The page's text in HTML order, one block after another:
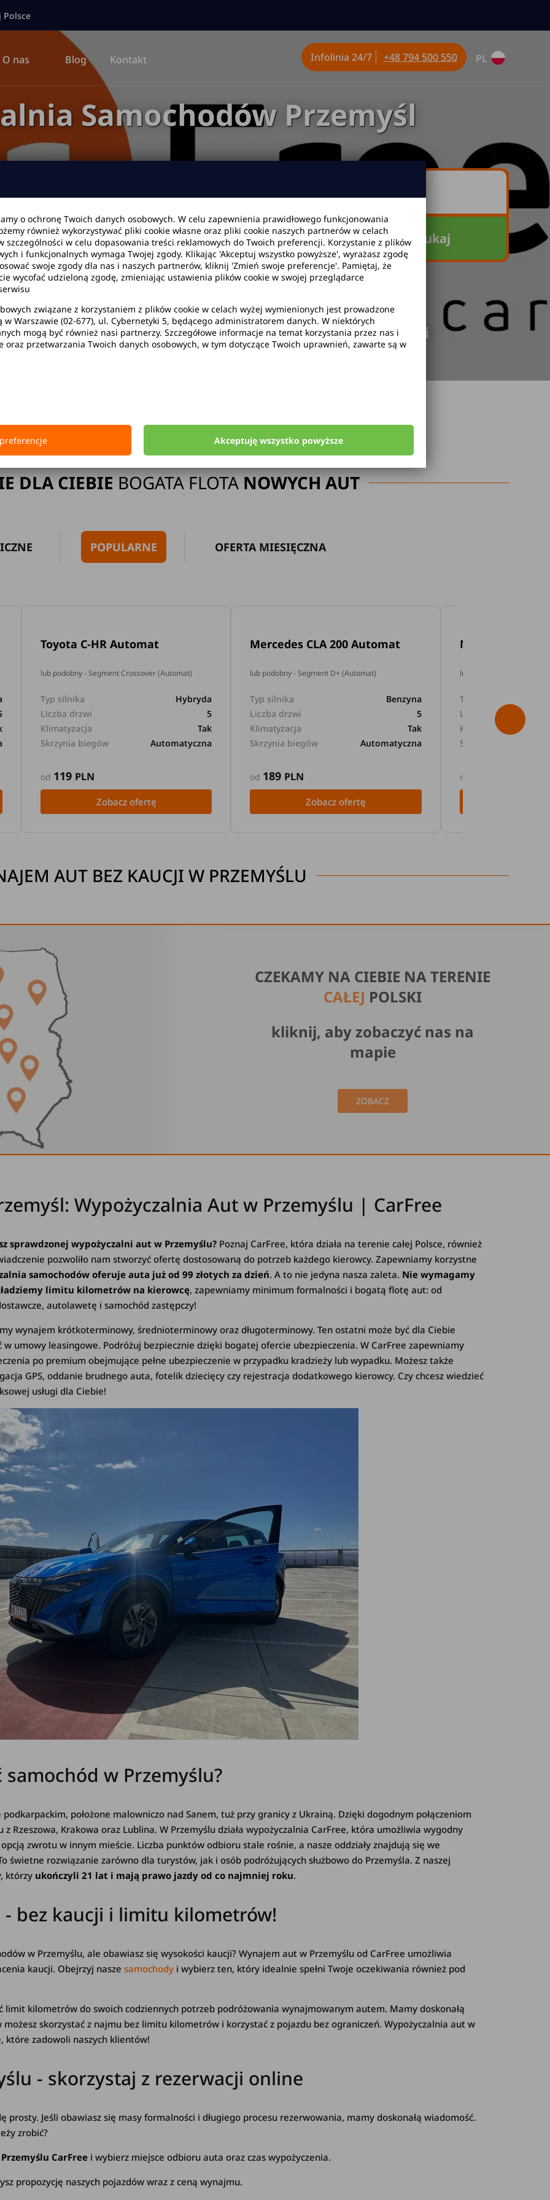
Samochodów Przemyśl
Data zwrotu Godzina Szukaj
limitu kilometrów Bezpłatne odwołanie rezerwacji
Polsce
O nas Blog Kontakt Infolinia 24/7 +48 794 500 550 PL
DLA CIEBIEBOGATA FLOTANOWYCH AUT
POPULARNE OFERTA MIESIĘCZNA
Toyota C-HR Automat
lub podobny - Segment Crossover (Automat)
Typ silnika
Hybryda
Liczba drzwi
5
Klimatyzacja
Tak
Skrzynia biegów
Automatyczna
od 119 PLN
Zobacz ofertę
Mercedes CLA 200 Automat
lub podobny - Segment D+ (Automat)
Typ silnika
Benzyna
Liczba drzwi
5
Klimatyzacja
Tak
Skrzynia biegów
Automatyczna
od 189 PLN
Zobacz ofertę
Mercedes GLA
lub podobny - Segment
Typ silnika
Liczba drzwi
Klimatyzacja
Skrzynia biegów
od
AUT BEZ KAUCJI W PRZEMYŚLU
CZEKAMY NA CIEBIE NA TERENIE
CAŁEJ POLSKI
kliknij, aby zobaczyć nas na
mapie
ZOBACZ
Wypożyczalnia Aut w Przemyślu | CarFree
sprawdzonej wypożyczalni aut w Przemyślu? Poznaj CarFree, która działa na terenie całej Polsce, również
pozwoliło nam stworzyć ofertę dostosowaną do potrzeb każdego kierowcy. Zapewniamy korzystne
samochodów oferuje auta już od 99 złotych za dzień. A to nie jedyna nasza zaleta. Nie wymagamy
limitu kilometrów na kierowcę, zapewniamy minimum formalności i bogatą flotę aut: od
autolawetę i samochód zastępczy!
wynajem krótkoterminowy, średnioterminowy oraz długoterminowy. Ten ostatni może być dla Ciebie
umowy leasingowe. Podróżuj bezpiecznie dzięki bogatej ofercie ubezpieczenia. W CarFree zapewniamy
po premium obejmujące pełne ubezpieczenie w przypadku kradzieży lub wypadku. Możesz także
GPS, oddanie brudnego auta, fotelik dziecięcy czy rejestracja dodatkowego kierowcy. Czy chcesz wiedzieć
usługi dla Ciebie!
w Przemyślu?
położone malowniczo nad Sanem, tuż przy granicy z Ukrainą. Dzięki dogodnym połączeniom
Rzeszowa, Krakowa oraz Lublina. W Przemyślu działa wypożyczalnia CarFree, która umożliwia wygodny
zwrotu w innym mieście. Liczba punktów odbioru stale rośnie, a nasze oddziały znajdują się we
świetne rozwiązanie zarówno dla turystów, jak i osób podróżujących służbowo do Przemyśla. Z naszej
którzy ukończyli 21 lat i mają prawo jazdy od co najmniej roku.
bez kaucji i limitu kilometrów!
w Przemyślu, ale obawiasz się wysokości kaucji? Wynajem aut w Przemyślu od CarFree umożliwia
kaucji. Obejrzyj naszesamochody i wybierz ten, który idealnie spełni Twoje oczekiwania również pod
kilometrów do swoich codziennych potrzeb podróżowania wynajmowanym autem. Mamy doskonałą
skorzystać z najmu bez limitu kilometrów i korzystać z pojazdu bez ograniczeń. Wypożyczalnia aut w
które zadowoli naszych klientów!
- skorzystaj z rezerwacji online
Jeśli obawiasz się masy formalności i długiego procesu rezerwowania, mamy doskonałą wiadomość.
zrobić?
CarFree i wybierz miejsce odbioru auta oraz czas wypożyczenia.
propozycję naszych pojazdów wraz z ceną wynajmu.
o ochronę Twoich danych osobowych. W celu zapewnienia prawidłowego funkcjonowania
również wykorzystywać pliki cookie własne oraz pliki cookie naszych partnerów w celach
szczególności w celu dopasowania treści reklamowych do Twoich preferencji. Korzystanie z plików
i funkcjonalnych wymaga Twojej zgody. Klikając 'Akceptuj wszystko powyższe', wyrażasz zgodę
swoje zgody dla nas i naszych partnerów, kliknij 'Zmień swoje preferencje'. Pamiętaj, że
wycofać udzieloną zgodę, zmieniając ustawienia plików cookie w swojej przeglądarce
związane z korzystaniem z plików cookie w celach wyżej wymienionych jest prowadzone
w Warszawie (02-677), ul. Cybernetyki 5, będącego administratorem danych. W niektórych
mogą być również nasi partnerzy. Szczegółowe informacje na temat korzystania przez nas i
oraz przetwarzania Twoich danych osobowych, w tym dotyczące Twoich uprawnień, zawarte są w
Akceptuję wszystko powyższe